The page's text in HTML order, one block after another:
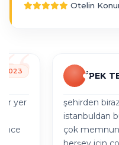
Otelin
yer
İPEK
şehirden
istanbuldan
çok